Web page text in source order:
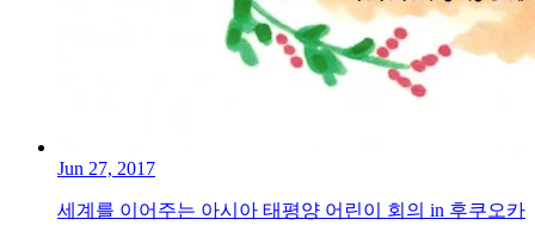
Jun 27, 2017
세계를 이어주는 아시아 태평양 어린이 회의 in 후쿠오카